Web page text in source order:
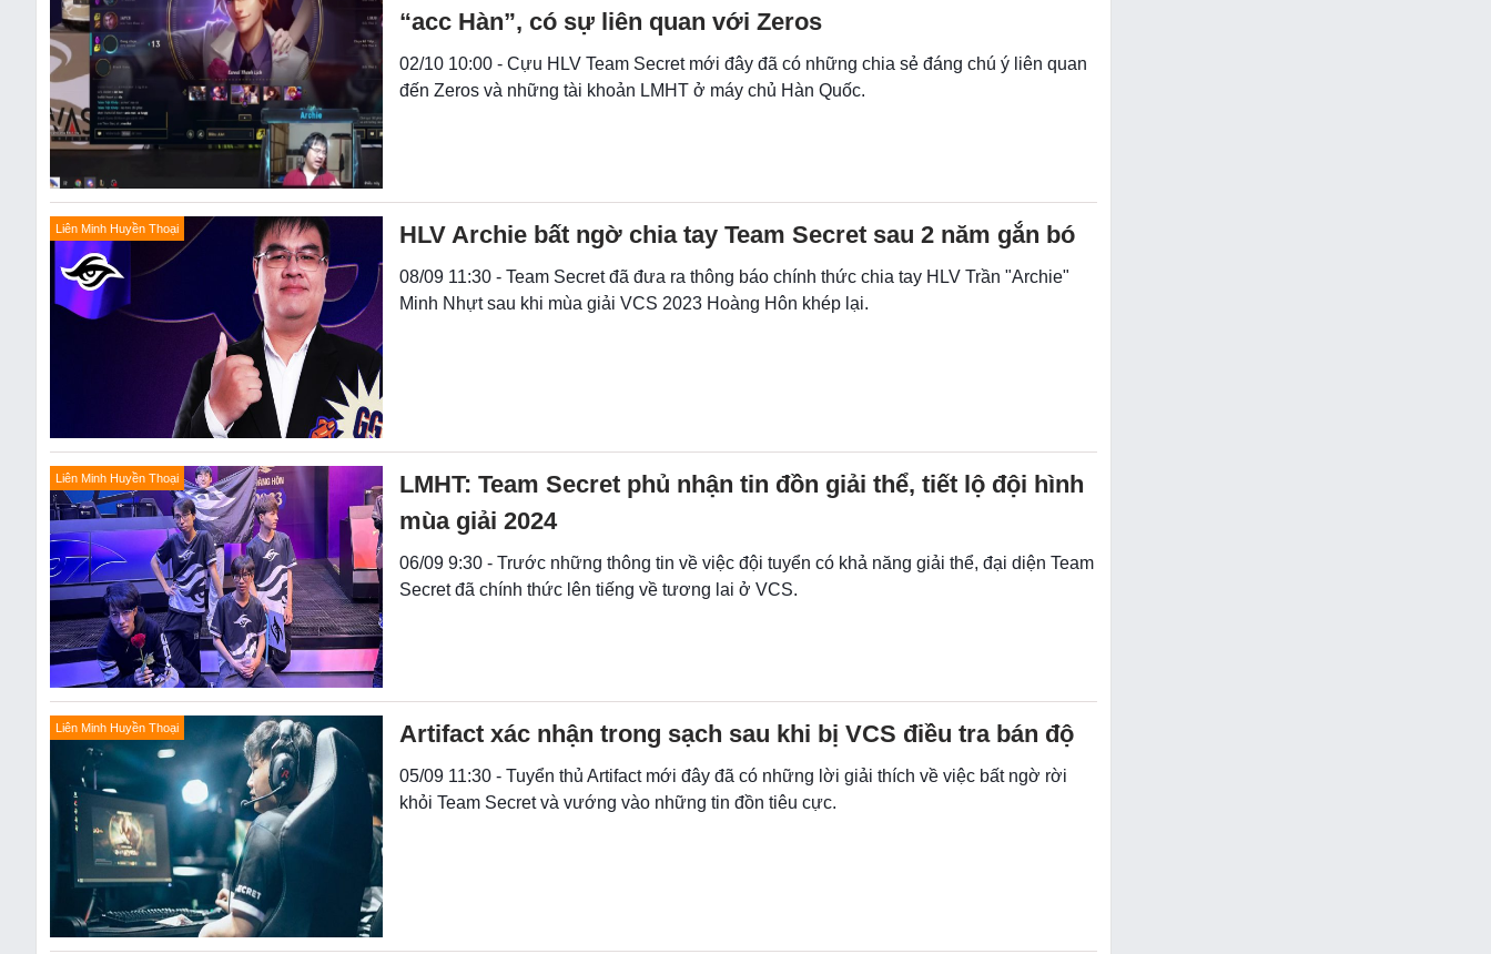
“acc Hàn”, có sự liên quan với Zeros
02/10 10:00 - Cựu HLV Team Secret mới đây đã có những chia sẻ đáng chú ý liên quan
đến Zeros và những tài khoản LMHT ở máy chủ Hàn Quốc.
Liên Minh Huyền Thoại HLV Archie bất ngờ chia tay Team Secret sau 2 năm gắn bó
08/09 11:30 - Team Secret đã đưa ra thông báo chính thức chia tay HLV Trần "Archie"
Minh Nhựt sau khi mùa giải VCS 2023 Hoàng Hôn khép lại.
Liên Minh Huyền Thoại
LMHT: Team Secret phủ nhận tin đồn giải thể, tiết lộ đội hình
mùa giải 2024
06/09 9:30 - Trước những thông tin về việc đội tuyển có khả năng giải thể, đại diện Team
Secret đã chính thức lên tiếng về tương lai ở VCS.
Liên Minh Huyền Thoại Artifact xác nhận trong sạch sau khi bị VCS điều tra bán độ
05/09 11:30 - Tuyển thủ Artifact mới đây đã có những lời giải thích về việc bất ngờ rời
khỏi Team Secret và vướng vào những tin đồn tiêu cực.